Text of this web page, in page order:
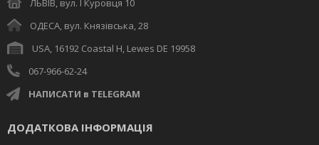
ЛЬВІВ, вул. І Куровця 10
ОДЕСА, вул. Князівська, 28
USA, 16192 Coastal H, Lewes DE 19958
067-966-62-24
НАПИСАТИ в TELEGRAM
ДОДАТКОВА ІНФОРМАЦІЯ